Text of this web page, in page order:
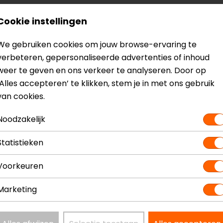
over een Yamaha YZF R6. Dit, in combinatie met 2x
comfort te missen of beugels te moeten kopen.
instellingen
gebruiken cookies om jouw browse-ervaring te
gepersonaliseerde advertenties of inhoud
te geven en ons verkeer te analyseren. Door op
accepteren’ te klikken, stem je in met ons gebruik
cookies.